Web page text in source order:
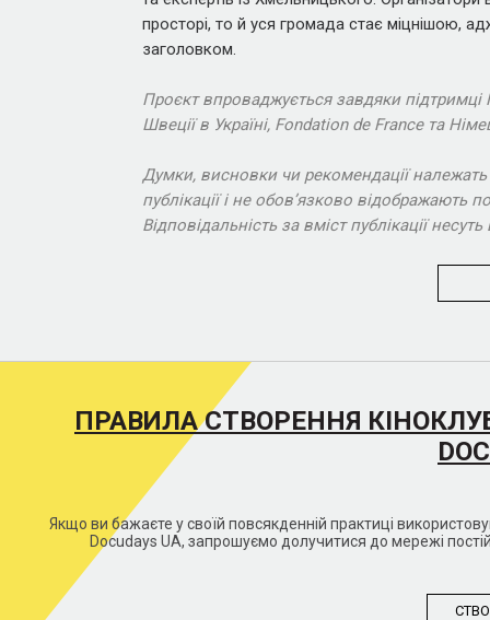
просторі, то й уся громада стає міцнішою,
заголовком.
Проєкт впроваджується завдяки
Швеції в Україні, Fondation de France та
Думки, висновки чи рекомендації
публікації і не обов’язково відображають
Відповідальність за вміст публікації
ПРАВИЛА СТВОРЕННЯ
Якщо ви бажаєте у своїй повсякденній практиці
Docudays UA, запрошуємо долучитися до мережі